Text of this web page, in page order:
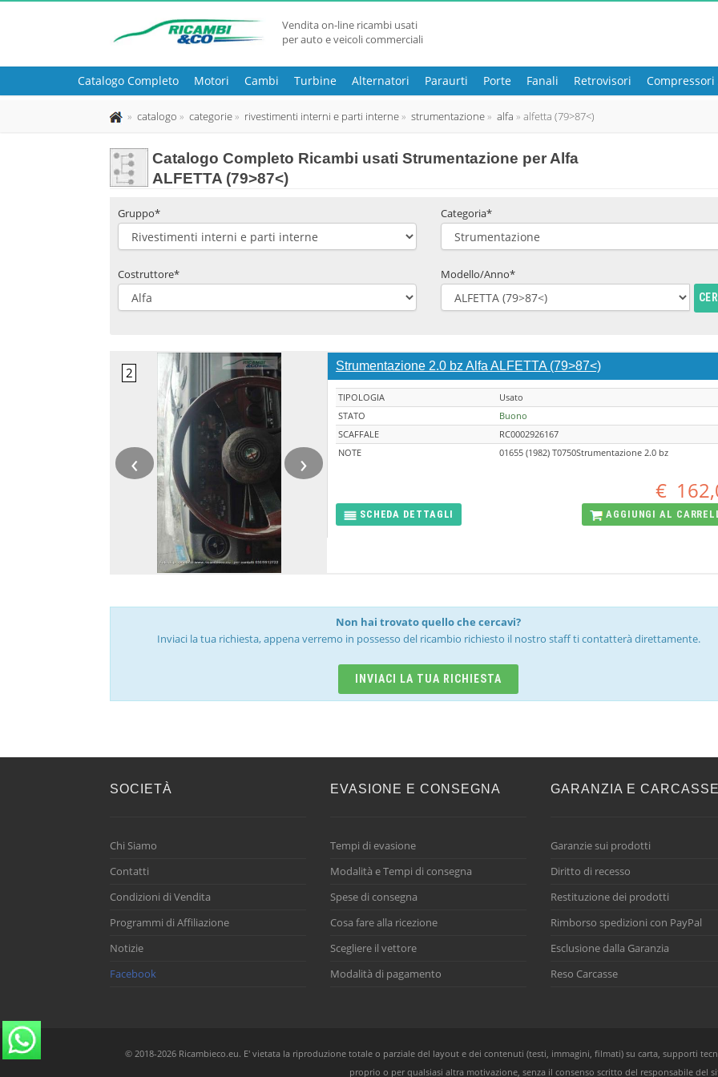
Vendita on-line ricambi usati
per auto e veicoli commerciali
Catalogo Completo Motori Cambi Turbine Alternatori Paraurti Porte Fanali Retrovisori Compressori
catalogo categorie rivestimenti interni e parti interne strumentazione alfa alfetta (79>87<)
Catalogo Completo Ricambi usati Strumentazione per Alfa
ALFETTA (79>87<)
Gruppo* Categoria*
Costruttore* Modello/Anno*
‹ ›
Strumentazione 2.0 bz Alfa ALFETTA (79>87<)
TIPOLOGIA
Usato
STATO
Buono
SCAFFALE
RC0002926167
NOTE
01655 (1982) T0750Strumentazione 2.0 bz
€
SCHEDA DETTAGLI AGGIUNGI AL
Non hai trovato quello che cercavi?
Inviaci la tua richiesta, appena verremo in possesso del ricambio richiesto il nostro staff ti contatterà direttamente.
INVIACI LA TUA RICHIESTA
SOCIETÀ
Chi Siamo
Contatti
Condizioni di Vendita
Programmi di Affiliazione
Notizie
Facebook
EVASIONE E CONSEGNA
Tempi di evasione
Modalità e Tempi di consegna
Spese di consegna
Cosa fare alla ricezione
Scegliere il vettore
Modalità di pagamento
GARANZIA E CARCASSE
Garanzie sui prodotti
Diritto di recesso
Restituzione dei prodotti
Rimborso spedizioni con PayPal
Esclusione dalla Garanzia
Reso Carcasse
© 2018-2026 Ricambieco.eu. E' vietata la riproduzione totale o parziale del layout e dei contenuti (testi, immagini, filmati) su carta, supporti
proprio o per qualsiasi altra motivazione, senza il consenso scritto del responsabile del